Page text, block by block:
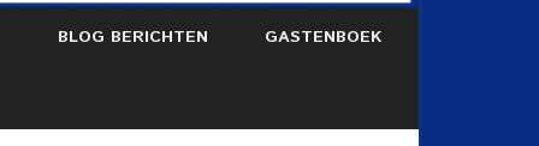
BLOG BERICHTEN GASTENBOEK